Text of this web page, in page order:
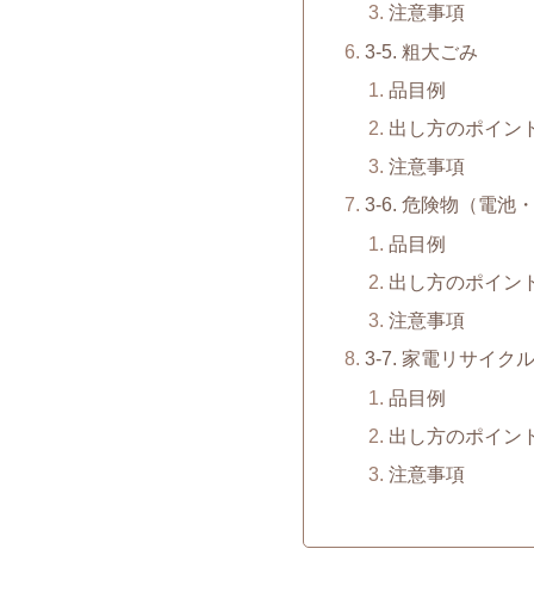
注意事項
3-5. 粗大ごみ
品目例
出し方のポイン
注意事項
3-6. 危険物（電池
品目例
出し方のポイン
注意事項
3-7. 家電リサイク
品目例
出し方のポイン
注意事項